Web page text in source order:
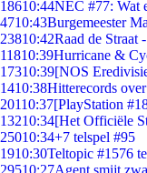
18610:44NEC #77: Wat
4710:43Burgemeester
23810:42Raad de Straat
11810:39Hurricane &
17310:39[NOS
1410:38Hitterecords
20110:37[PlayStation
13210:34[Het Officiële
25010:34+7 telspel #95
1910:30Teltopic #1576
29510:27Agent smijt